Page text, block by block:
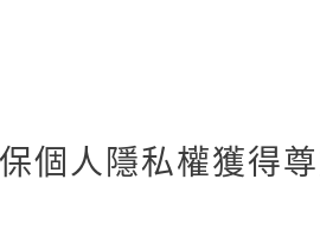
個人隱私權獲得尊